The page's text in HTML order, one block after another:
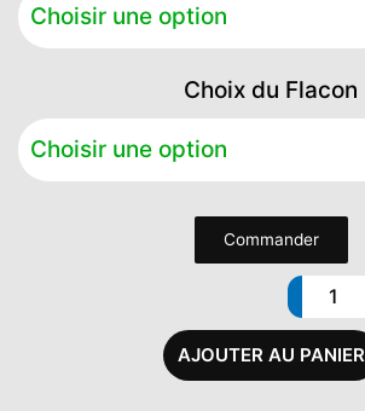
Choix du Flacon
AJOUTER AU PANIER
Commander